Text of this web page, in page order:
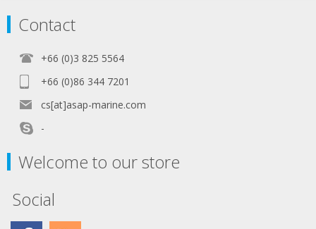
Contact
+66 (0)3 825 5564
+66 (0)86 344 7201
cs[at]asap-marine.com
-
Welcome to our store
Social